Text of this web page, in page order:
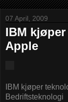
07 April, 2009
IBM
Apple
IBM kjøper
Bedriftsteknologi